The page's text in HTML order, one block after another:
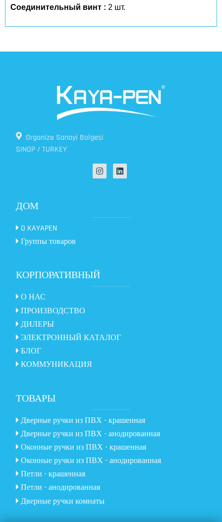
Соединительный винт : 2 шт.
Organize Sanayi Bolgesi
SINOP / TURKEY
ДОМ
O KAYAPEN
Группы товаров
КОРПОРАТИВНЫЙ
О НАС
ПРОИЗВОДСТВО
ДИЛЕРЫ
ЭЛЕКТРОННЫЙ КАТАЛОГ
БЛОГ
КОММУНИКАЦИЯ
ТОВАРЫ
Дверные ручки из ПВХ - крашенная
Дверные ручки из ПВХ - анодированная
Оконные ручки из ПВХ - крашенная
Оконные ручки из ПВХ - анодированная
Петли - крашенная
Петли - анодированная
Дверные ручки комнаты